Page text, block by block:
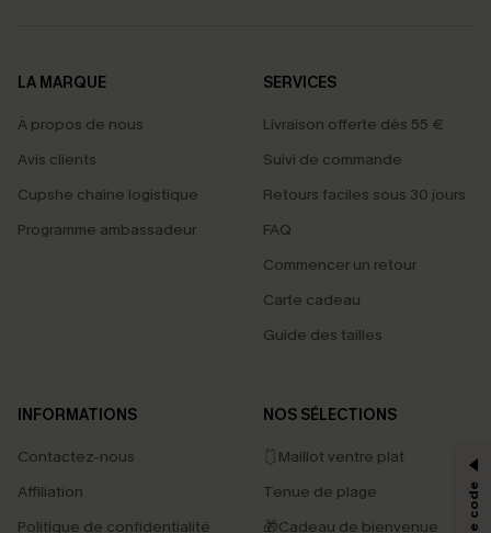
LA MARQUE
À propos de nous
Avis clients
Cupshe chaîne logistique
Programme ambassadeur
SERVICES
Livraison offerte dès 55 €
Suivi de commande
Retours faciles sous 30 jours
FAQ
Commencer un retour
Carte cadeau
Guide des tailles
INFORMATIONS
Contactez-nous
Affiliation
Politique de confidentialité
NOS SÉLECTIONS
🩱Maillot ventre plat
Tenue de plage
🎁Cadeau de bienvenue
PROFITEZ DE -15%
-15% dès 2 Achetés par E-mail